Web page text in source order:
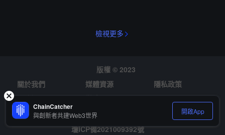
檢視更多
版權 © 2023
關於我們
媒體資源
隱私政策
風險提示
徵才
瓊ICP備2021009392號
ChainCatcher
與創新者共建Web3世界 開啟App